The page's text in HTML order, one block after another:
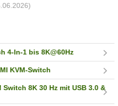
4-In-1 bis 8K@60Hz
KVM-Switch
Switch 8K 30 Hz mit USB 3.0 &